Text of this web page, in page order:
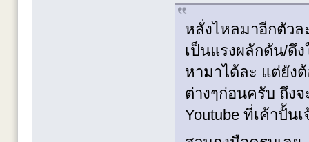
หลั่งไหลมาอีกตัว
เป็นแรงผลักดัน/ดึง
หามาได้ละ แต่ยัง
ต่างๆก่อนครับ ถึง
Youtube ที่เค้าปั้น